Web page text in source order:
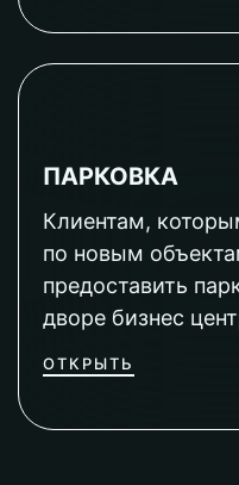
ПАРКОВКА
Клиентам,
по новым
предоставить
дворе бизнес
ОТКРЫТЬ